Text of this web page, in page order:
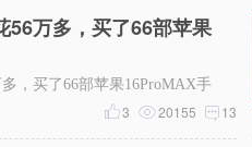
56万多，买了66部苹果
，买了66部苹果16ProMAX手
后能挣235000元租金，可万万没13
20155
3